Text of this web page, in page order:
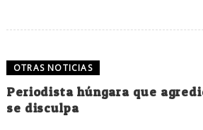
OTRAS NOTICIAS
Periodista húngara que
se disculpa